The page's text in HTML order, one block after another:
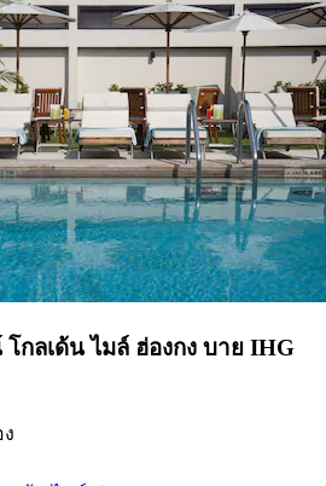
กลเด้น ไมล์ ฮ่องกง บาย IHG